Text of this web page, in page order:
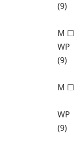
(9)
M ☐
WP
(9)
M ☐
WP
(9)